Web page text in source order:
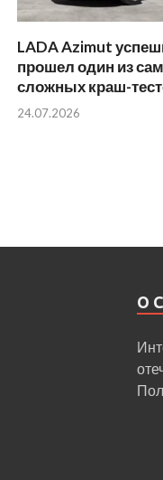
LADA Azimut
прошел один из
сложных краш-
24.07.2026
О